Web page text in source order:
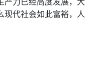
现代社会如此富裕，人